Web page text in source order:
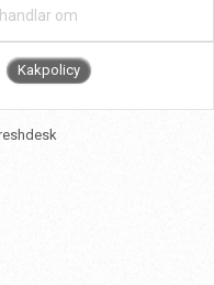
om
Kakpolicy